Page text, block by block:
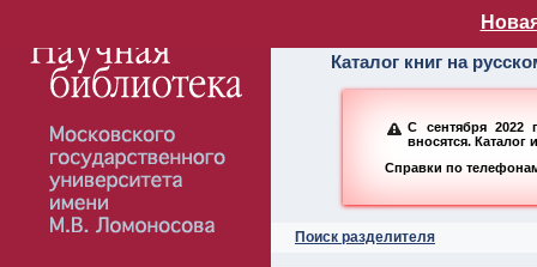
Алфавитный
Каталог книг на
С сентября 2022
вносятся. Каталог
Справки по
Поиск разделителя